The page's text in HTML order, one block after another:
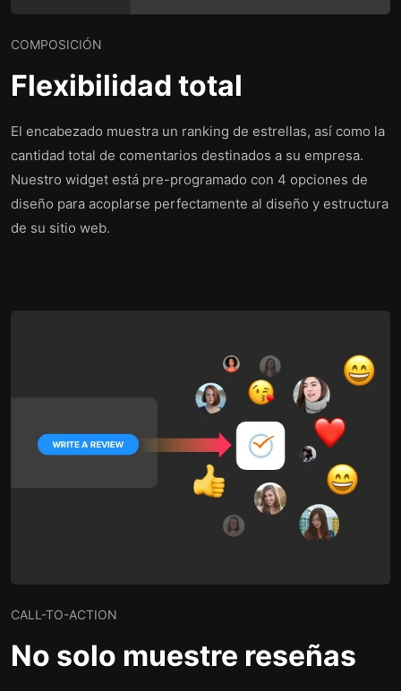
COMPOSICIÓN
Flexibilidad total
El encabezado muestra un ranking de estrellas, así como la
cantidad total de comentarios destinados a su empresa.
Nuestro widget está pre-programado con 4 opciones de
diseño para acoplarse perfectamente al diseño y estructura
de su sitio web.
CALL-TO-ACTION
No solo muestre reseñas